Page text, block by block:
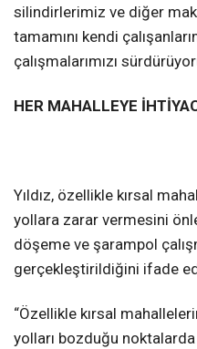
silindirlerimiz ve diğer
tamamını kendi
çalışmalarımızı
HER MAHALLEYE
Yıldız, özellikle kırsal
yollara zarar vermesini
döşeme ve şarampol
gerçekleştirildiğini ifade
“Özellikle kırsal
yolları bozduğu noktalarda